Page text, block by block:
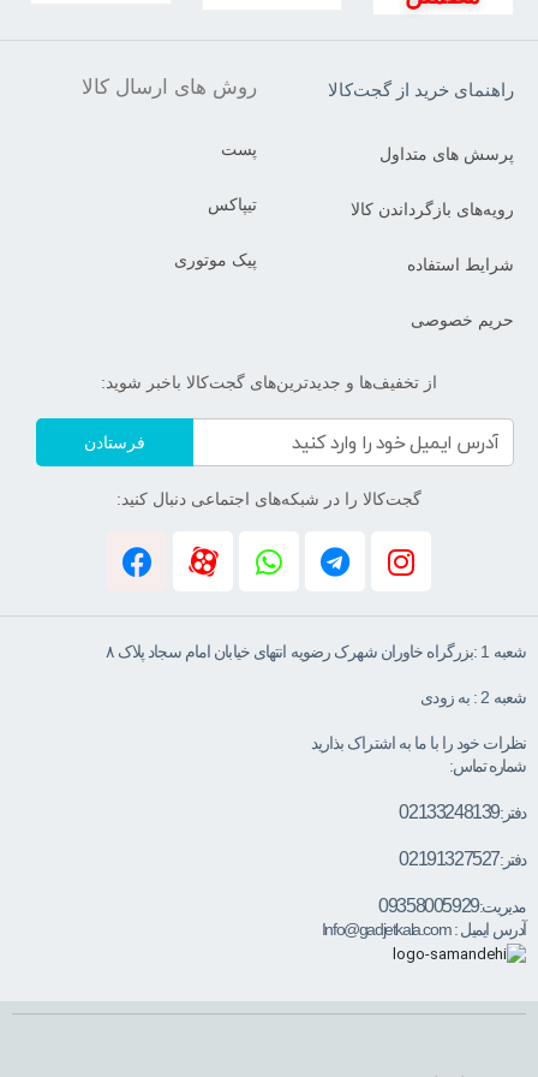
راهنمای خرید از گجت‌کالا
پرسش های متداول
رویه‌های بازگرداندن کالا
شرایط استفاده
حریم خصوصی
روش های ارسال کالا
پست
تیپاکس
پیک موتوری
از تخفیف‌ها و جدیدترین‌های گجت‌کالا باخبر شوید:
فرستادن
گجت‌کالا را در شبکه‌های اجتماعی دنبال کنید:
شعبه 1 :بزرگراه خاوران شهرک رضویه انتهای خیابان امام سجاد پلاک ۸
شعبه 2 : به زودی
نظرات خود را با ما به اشتراک بذارید
شماره تماس:
دفتر:02133248139
دفتر:02191327527
مدیریت:09358005929
آدرس ایمیل :Info@gadjetkala.com